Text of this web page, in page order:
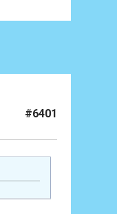
#6401